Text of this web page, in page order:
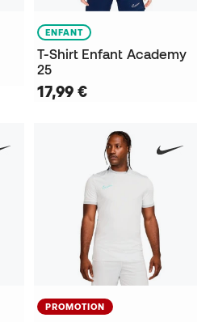
ENFANT
T-Shirt Enfant Academy
25
17,99 €
PROMOTION